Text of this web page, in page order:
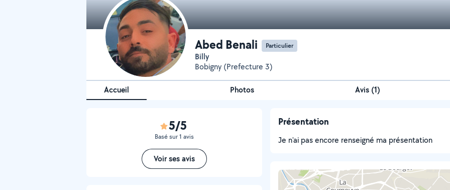
Abed Benali Particulier
Billy
Bobigny (Prefecture 3)
Accueil Photos Avis (1)
5/5
Basé sur 1 avis
Voir ses avis
Présentation
Je n'ai pas encore renseigné ma présentation